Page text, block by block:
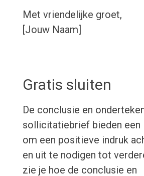
Met vriendelijke groet,
[Jouw Naam]
Gratis sluiten
De conclusie en
sollicitatiebrief bieden een
om een positieve indruk
en uit te nodigen tot
zie je hoe de conclusie en